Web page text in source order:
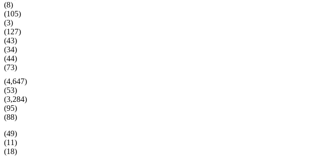
(8)
(105)
(3)
(127)
(43)
(34)
(44)
(73)
(4,647)
(53)
(3,284)
(95)
(88)
(49)
(11)
(18)